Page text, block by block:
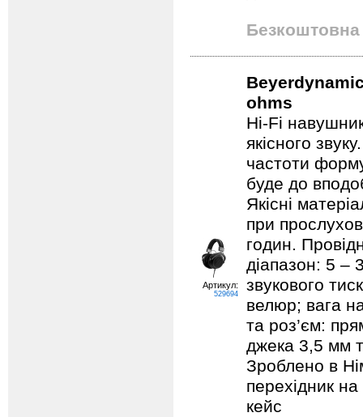
Безкоштовна
Артикул:
529694
ohms
Hi-Fi
якісного
частоти
буде до
Якісні
при
годин.
діапазон: 5 –
звукового
велюр; вага
та роз’єм:
джека 3,5 мм
Зроблено в
перехідник
кейс